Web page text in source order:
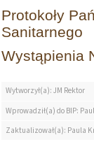
Protokoły
Sanitarnego
Wystąpienia
Wytworzył(a): JM Rektor
Wprowadził(a) do BIP:
Zaktualizował(a): Paula